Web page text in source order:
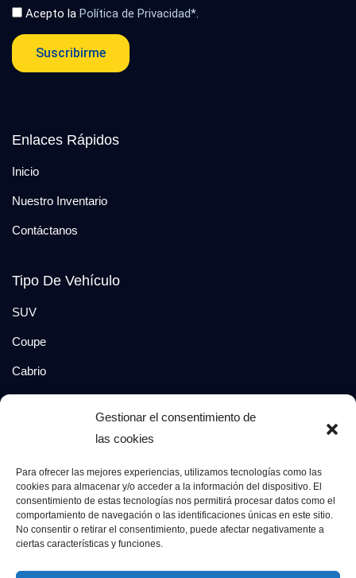
Gestionar el consentimiento de
las cookies
Para ofrecer las mejores experiencias, utilizamos tecnologías como las
cookies para almacenar y/o acceder a la información del dispositivo. El
consentimiento de estas tecnologías nos permitirá procesar datos como el
comportamiento de navegación o las identificaciones únicas en este sitio.
No consentir o retirar el consentimiento, puede afectar negativamente a
ciertas características y funciones.
Acepto la Política de Privacidad*
Suscribirme
Enlaces Rápidos
Inicio
Nuestro Inventario
Contáctanos
Tipo De Vehículo
SUV
Coupe
Cabrio
Síguenos en: